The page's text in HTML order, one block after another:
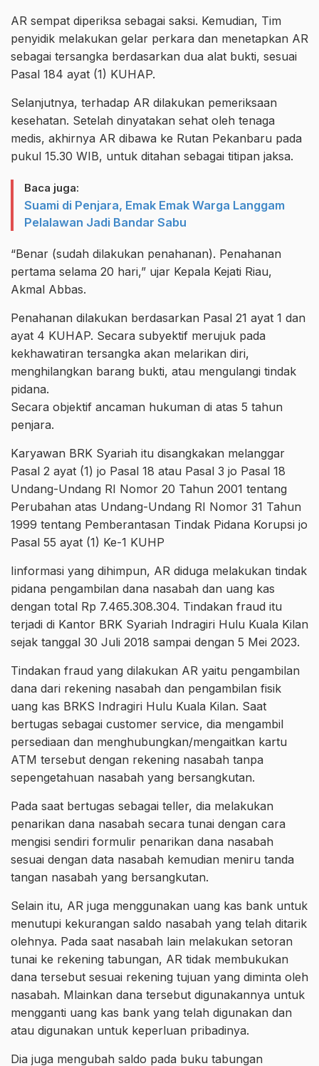
AR sempat diperiksa sebagai saksi. Kemudian, Tim
penyidik melakukan gelar perkara dan menetapkan AR
sebagai tersangka berdasarkan dua alat bukti, sesuai
Pasal 184 ayat (1) KUHAP.
Selanjutnya, terhadap AR dilakukan pemeriksaan
kesehatan. Setelah dinyatakan sehat oleh tenaga
medis, akhirnya AR dibawa ke Rutan Pekanbaru pada
pukul 15.30 WIB, untuk ditahan sebagai titipan jaksa.
Baca juga:
Suami di Penjara, Emak Emak Warga Langgam
Pelalawan Jadi Bandar Sabu
“Benar (sudah dilakukan penahanan). Penahanan
pertama selama 20 hari,” ujar Kepala Kejati Riau,
Akmal Abbas.
Penahanan dilakukan berdasarkan Pasal 21 ayat 1 dan
ayat 4 KUHAP. Secara subyektif merujuk pada
kekhawatiran tersangka akan melarikan diri,
menghilangkan barang bukti, atau mengulangi tindak
pidana.
Secara objektif ancaman hukuman di atas 5 tahun
penjara.
Karyawan BRK Syariah itu disangkakan melanggar
Pasal 2 ayat (1) jo Pasal 18 atau Pasal 3 jo Pasal 18
Undang-Undang RI Nomor 20 Tahun 2001 tentang
Perubahan atas Undang-Undang RI Nomor 31 Tahun
1999 tentang Pemberantasan Tindak Pidana Korupsi jo
Pasal 55 ayat (1) Ke-1 KUHP
Iinformasi yang dihimpun, AR diduga melakukan tindak
pidana pengambilan dana nasabah dan uang kas
dengan total Rp 7.465.308.304. Tindakan fraud itu
terjadi di Kantor BRK Syariah Indragiri Hulu Kuala Kilan
sejak tanggal 30 Juli 2018 sampai dengan 5 Mei 2023.
Tindakan fraud yang dilakukan AR yaitu pengambilan
dana dari rekening nasabah dan pengambilan fisik
uang kas BRKS Indragiri Hulu Kuala Kilan. Saat
bertugas sebagai customer service, dia mengambil
persediaan dan menghubungkan/mengaitkan kartu
ATM tersebut dengan rekening nasabah tanpa
sepengetahuan nasabah yang bersangkutan.
Pada saat bertugas sebagai teller, dia melakukan
penarikan dana nasabah secara tunai dengan cara
mengisi sendiri formulir penarikan dana nasabah
sesuai dengan data nasabah kemudian meniru tanda
tangan nasabah yang bersangkutan.
Selain itu, AR juga menggunakan uang kas bank untuk
menutupi kekurangan saldo nasabah yang telah ditarik
olehnya. Pada saat nasabah lain melakukan setoran
tunai ke rekening tabungan, AR tidak membukukan
dana tersebut sesuai rekening tujuan yang diminta oleh
nasabah. Mlainkan dana tersebut digunakannya untuk
mengganti uang kas bank yang telah digunakan dan
atau digunakan untuk keperluan pribadinya.
Dia juga mengubah saldo pada buku tabungan